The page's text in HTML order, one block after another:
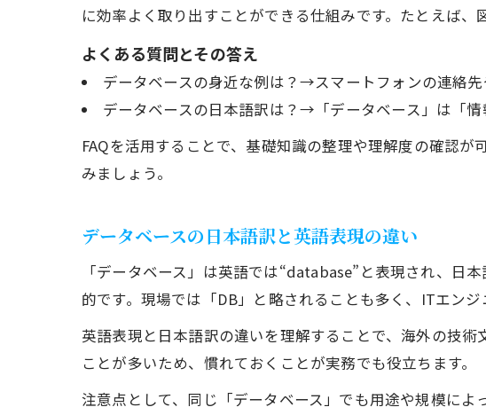
に効率よく取り出すことができる仕組みです。たとえば、
よくある質問とその答え
データベースの身近な例は？→スマートフォンの連絡
データベースの日本語訳は？→「データベース」は「
FAQを活用することで、基礎知識の整理や理解度の確認
みましょう。
データベースの日本語訳と英語表現の違い
「データベース」は英語では“database”と表現され、日
的です。現場では「DB」と略されることも多く、ITエンジ
英語表現と日本語訳の違いを理解することで、海外の技
ことが多いため、慣れておくことが実務でも役立ちます。
注意点として、同じ「データベース」でも用途や規模に